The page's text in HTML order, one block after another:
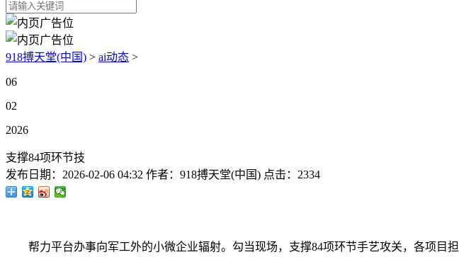
918搏天堂(中国) > ai动态 >
06
02
2026
支撑84项环节技
发布日期： 2026-02-06 04:32 作者： 918搏天堂(中国) 点击： 2334
帮力平台办事向军工外的小微企业辐射。勾当现场，支撑84项环节手艺攻关，各项目